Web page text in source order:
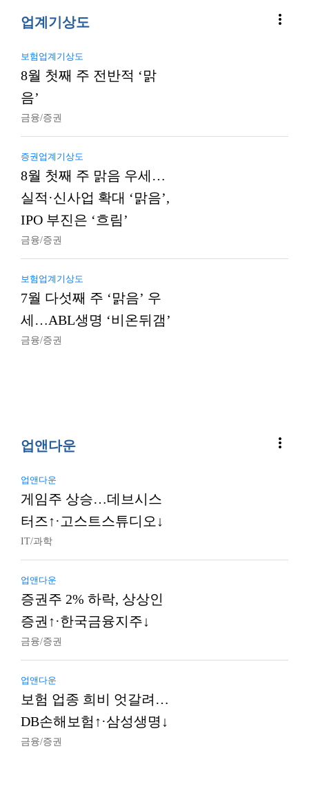
업계기상도 more_vert
보험업계기상도
8월 첫째 주 전반적 ‘맑
음’
금융/증권
증권업계기상도
8월 첫째 주 맑음 우세…
실적·신사업 확대 ‘맑음’,
IPO 부진은 ‘흐림’
금융/증권
보험업계기상도
7월 다섯째 주 ‘맑음’ 우
세…ABL생명 ‘비온뒤갬’
금융/증권
업앤다운 more_vert
업앤다운
게임주 상승…데브시스
터즈↑·고스트스튜디오↓
IT/과학
업앤다운
증권주 2% 하락, 상상인
증권↑·한국금융지주↓
금융/증권
업앤다운
보험 업종 희비 엇갈려…
DB손해보험↑·삼성생명↓
금융/증권